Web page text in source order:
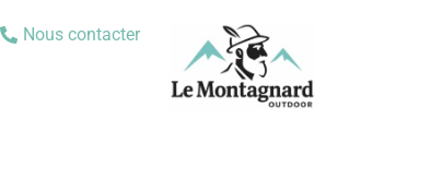
Nous contacter